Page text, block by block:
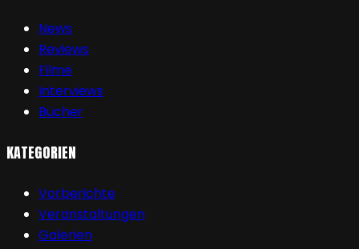
News
Reviews
Filme
Interviews
Bücher
KATEGORIEN
Vorberichte
Veranstaltungen
Galerien